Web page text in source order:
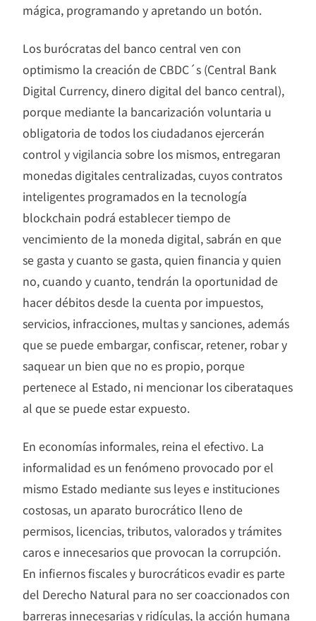
mágica, programando y apretando un botón.
Los burócratas del banco central ven con
optimismo la creación de CBDC´s (Central Bank
Digital Currency, dinero digital del banco central),
porque mediante la bancarización voluntaria u
obligatoria de todos los ciudadanos ejercerán
control y vigilancia sobre los mismos, entregaran
monedas digitales centralizadas, cuyos contratos
inteligentes programados en la tecnología
blockchain podrá establecer tiempo de
vencimiento de la moneda digital, sabrán en que
se gasta y cuanto se gasta, quien financia y quien
no, cuando y cuanto, tendrán la oportunidad de
hacer débitos desde la cuenta por impuestos,
servicios, infracciones, multas y sanciones, además
que se puede embargar, confiscar, retener, robar y
saquear un bien que no es propio, porque
pertenece al Estado, ni mencionar los ciberataques
al que se puede estar expuesto.
En economías informales, reina el efectivo. La
informalidad es un fenómeno provocado por el
mismo Estado mediante sus leyes e instituciones
costosas, un aparato burocrático lleno de
permisos, licencias, tributos, valorados y trámites
caros e innecesarios que provocan la corrupción.
En infiernos fiscales y burocráticos evadir es parte
del Derecho Natural para no ser coaccionados con
barreras innecesarias y ridículas, la acción humana